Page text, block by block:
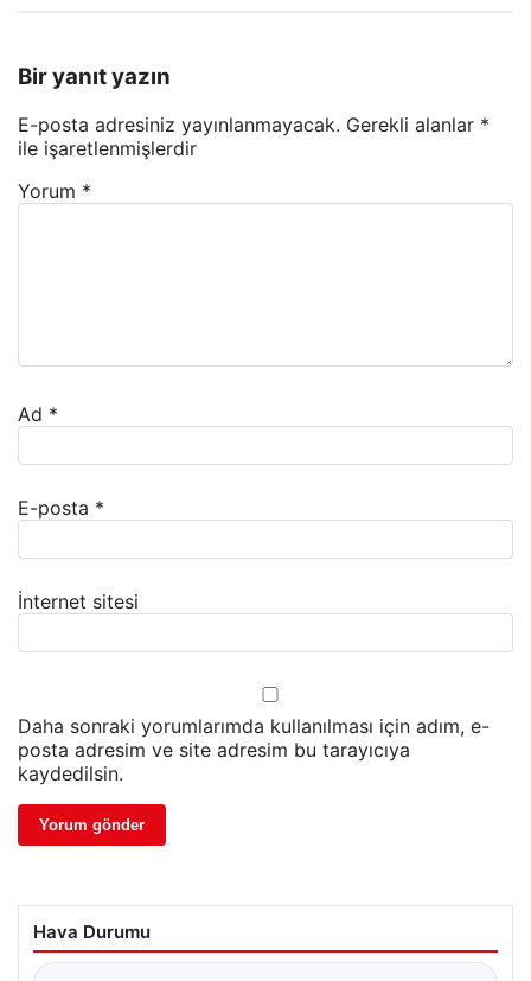
Bir yanıt yazın
E-posta adresiniz yayınlanmayacak. Gerekli alanlar *
ile işaretlenmişlerdir
Yorum *
Ad *
E-posta *
İnternet sitesi
Daha sonraki yorumlarımda kullanılması için adım, e-
posta adresim ve site adresim bu tarayıcıya
kaydedilsin.
Hava Durumu